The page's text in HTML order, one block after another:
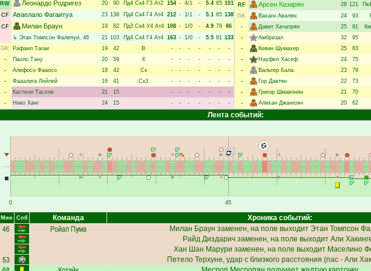
RW
Леонардо Родригез 20 90 Пд4 Ск4 Г3 Ат2 154 - 4/1 - 5.4 65 101
CF
Аваелало Фагаитуа 23 136 Пд4 Ск4 Г4 Ат4 212 - 1/1 - 5.1 65 138
CF
Милан Браун 19 82 Пд3 Ск4 У4 Ат4 108 - 1/0 - 4.9 79 86
↳ Этан Томпсон Фалепуи, 46 21 103 Пд4 Ск4 Г4 Ат4 163 - 1/0 - 5.5 81 133
GK
Рафаил Тагаи 19 42 В - - - - - -
-
-
Паоло Тану 20 59 К - - - - - -
-
-
Алефосо Фааосо 18 42 Ск - - - - - -
-
-
Фааалига Лейлей 16 41 Ск3 - - - - - -
-
-
Кастелл Таселе 21 15 - - - - - -
-
-
Нико Ханг 24 15 - - - - - - -
RF
Арсен Казарян 28 121 Пк4
GK
Вахагн Авалян 24 93
-
Давит Хачатрян 25 91
-
Амбризал 32 95
-
Кевин Шумахер 25 83
-
Науфел Хасеф 24 75
-
Вальтер Бала 23 79
-
Гор Давтян 22 73
-
Григор Шмавонян 21 70
-
Алихан Джангоян 20 62
Лента событий:
0 45
Мин Соб Команда Хроника событий:
46 Ройал Пума Милан Браун заменен, на поле выходит Этан Томпсон
Райд Диздарич заменен, на поле выходит Али
Хан Шан Марури заменен, на поле выходит Маселино
53 Петело Терхуне, удар с близкого расстояния (пас - Али